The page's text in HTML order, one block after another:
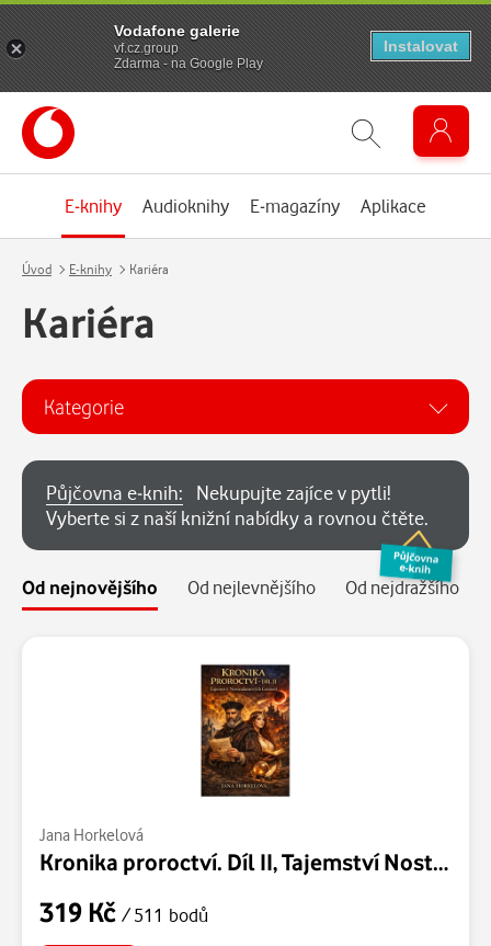
E-knihy Audioknihy E-magazíny Aplikace
Úvod E-knihy Kariéra
Kariéra
Kategorie
Kategorie
Půjčovna e-knih:
Nekupujte zajíce v pytli!
Vyberte si z naší knižní nabídky a rovnou čtěte.
Od nejnovějšího Od nejlevnějšího Od nejdražšího
Jana Horkelová
Kronika proroctví. Díl II, Tajemství Nostradamových Centurií
319 Kč / 511 bodů
Vodafone galerie
vf.cz.group
Zdarma - na Google Play
Instalovat